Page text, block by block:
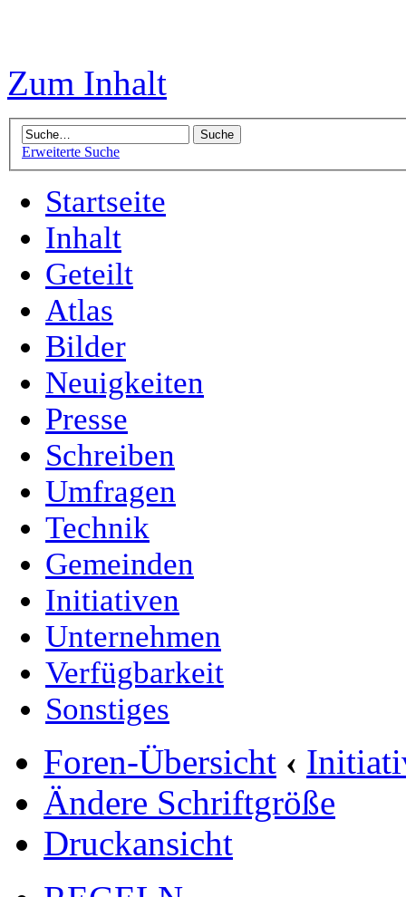
Zum Inhalt
Erweiterte Suche
Startseite
Inhalt
Geteilt
Atlas
Bilder
Neuigkeiten
Presse
Schreiben
Umfragen
Technik
Gemeinden
Initiativen
Unternehmen
Verfügbarkeit
Sonstiges
Foren-Übersicht ‹
Ändere Schriftgröße
Druckansicht